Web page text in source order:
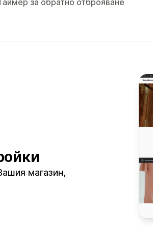
за обратно отброяване
магазин,